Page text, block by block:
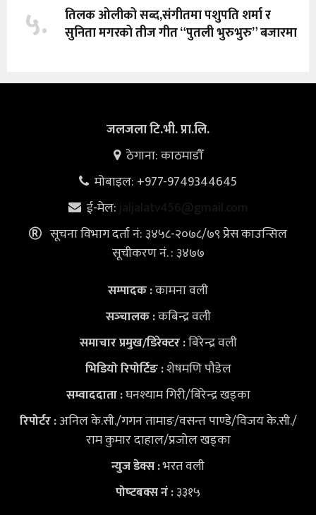
५.
तिलक ओलीको सब्द,संगीतमा पशुपति शर्मा र
सुनिता मगरको तीज गीत “पुतली भुरुभुरु” बजारमा
जलजला टि.भी. प्रा.लि.
ठेगाना: काठमाडौँ
मोबाइल: +977-9749344645
ई-मेल: jaljalatv456@gmail.com
सूचना विभाग दर्ता नं: ३४५८-२०७८/७९ प्रेस काउन्सिल
सूचीकरण नं. : ३४७७
सम्पादक :कामना वली
सञ्‍चालक :कबिन्द्र वली
समाचार प्रमुख/डिरेक्टर :बिरेन्द्र वली
भिडियोरिपोर्टिङ :शेषमणि पौडेल
सम्वाददाता :घनश्याम गिरी/बिरेन्द्र खड्का
रिपोर्टर :अनिल के.सी./गगन तामाङ/वसन्त पाण्डे/विजय के.सी./
राम कुमार दाहाल/प्रजोल खड्का
न्युज डेक्स:भरत वली
पोष्‍टबक्स नं :३३१५